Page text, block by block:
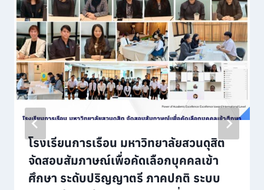
โรงเรียนการเรือน มหาวิทยาลัยสวนดุสิต
จัดสอบสัมภาษณ์เพื่อคัดเลือกบุคคลเข้า
ศึกษา ระดับปริญญาตรี ภาคปกติ ระบบ